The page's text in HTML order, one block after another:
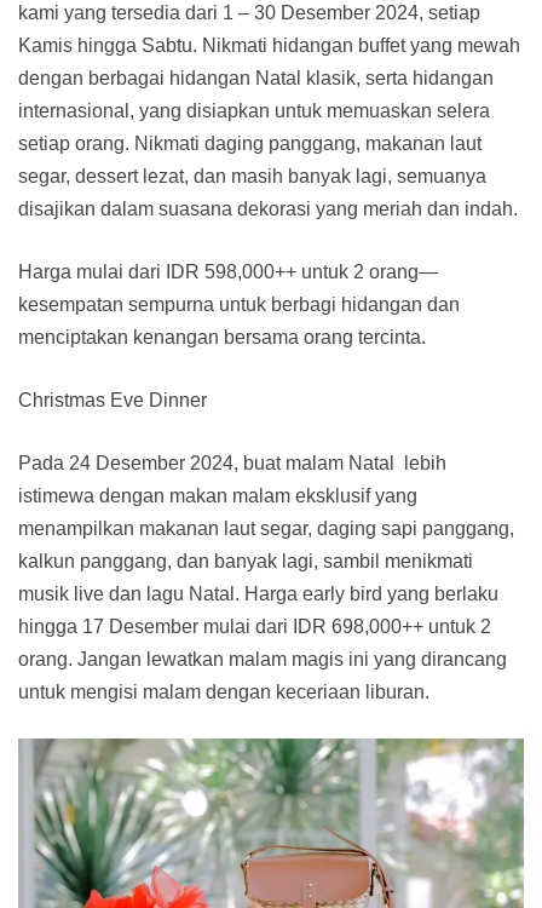
kami yang tersedia dari 1 – 30 Desember 2024, setiap
Kamis hingga Sabtu. Nikmati hidangan buffet yang mewah
dengan berbagai hidangan Natal klasik, serta hidangan
internasional, yang disiapkan untuk memuaskan selera
setiap orang. Nikmati daging panggang, makanan laut
segar, dessert lezat, dan masih banyak lagi, semuanya
disajikan dalam suasana dekorasi yang meriah dan indah.
Harga mulai dari IDR 598,000++ untuk 2 orang—
kesempatan sempurna untuk berbagi hidangan dan
menciptakan kenangan bersama orang tercinta.
Christmas Eve Dinner
Pada 24 Desember 2024, buat malam Natal lebih
istimewa dengan makan malam eksklusif yang
menampilkan makanan laut segar, daging sapi panggang,
kalkun panggang, dan banyak lagi, sambil menikmati
musik live dan lagu Natal. Harga early bird yang berlaku
hingga 17 Desember mulai dari IDR 698,000++ untuk 2
orang. Jangan lewatkan malam magis ini yang dirancang
untuk mengisi malam dengan keceriaan liburan.